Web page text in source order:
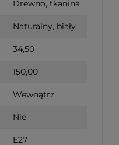
Drewno, tkanina
Naturalny, biały
34,50
150,00
Wewnątrz
Nie
E27